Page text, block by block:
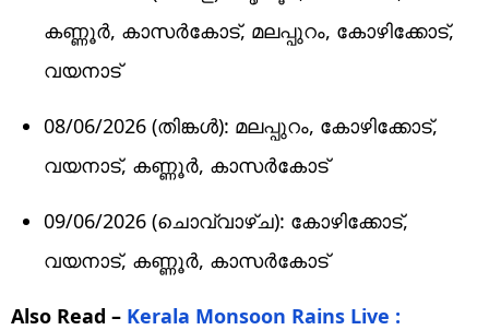
കണ്ണൂർ, കാസർകോട്, മലപ്പുറം, കോഴിക്കോട്,
വയനാട്
08/06/2026 (തിങ്കൾ): മലപ്പുറം, കോഴിക്കോട്,
വയനാട്, കണ്ണൂർ, കാസർകോട്
09/06/2026 (ചൊവ്വാഴ്ച): കോഴിക്കോട്,
വയനാട്, കണ്ണൂർ, കാസർകോട്
Also Read – Kerala Monsoon Rains Live :